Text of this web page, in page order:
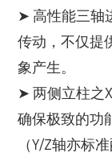
➤ 高性能三轴
传动，不仅提
象产生。
➤ 两侧立柱之
确保极致的功
（Y/Z轴亦标